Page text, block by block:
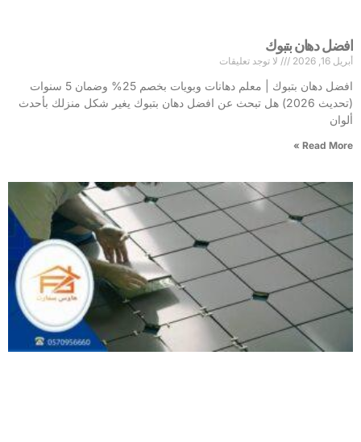
افضل دهان بتبوك
أبريل 16, 2026 لا توجد تعليقات
افضل دهان بتبوك | معلم دهانات وبويات بخصم 25% وضمان 5 سنوات
(تحديث 2026) هل تبحث عن افضل دهان بتبوك يغير شكل منزلك بأحدث
ألوان
Read More »